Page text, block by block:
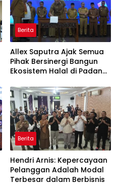
Berita
Allex Saputra Ajak Semua
Pihak Bersinergi Bangun
Ekosistem Halal di Padang
Berita
Hendri Arnis: Kepercayaan
Pelanggan Adalah Modal
Terbesar dalam Berbisnis